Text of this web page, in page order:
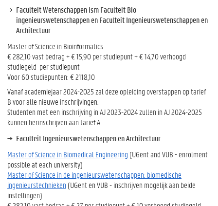
Faculteit Wetenschappen ism Faculteit Bio-
ingenieurswetenschappen en Faculteit Ingenieurswetenschappen en
Architectuur
Master of Science in Bioinformatics
€ 282,10 vast bedrag + € 15,90 per studiepunt + € 14,70 verhoogd
studiegeld per studiepunt
Voor 60 studiepunten: € 2118,10
Vanaf academiejaar 2024-2025 zal deze opleiding overstappen op tarief
B voor alle nieuwe inschrijvingen.
Studenten met een inschrijving in AJ 2023-2024 zullen in AJ 2024-2025
kunnen herinschrijven aan tarief A
Faculteit Ingenieurswetenschappen en Architectuur
Master of Science in Biomedical Engineering (UGent and VUB - enrolment
possible at each university)
Master of Science in de ingenieurswetenschappen: biomedische
ingenieurstechnieken (UGent en VUB - inschrijven mogelijk aan beide
instellingen)